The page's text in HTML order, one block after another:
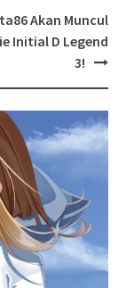
Akan Muncul
Initial D Legend
3!